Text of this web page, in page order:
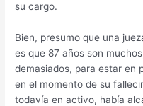
su cargo.
Bien, presumo que una
es que 87 años son
demasiados, para estar en
en el momento de su
todavía en activo, había